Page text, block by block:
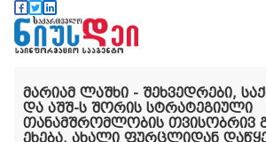
მარიამ ლაშხი - შეხვედრები,
და აშშ-ს შორის სტრატეგიული
თანამშრომლობის თვისობრივ
ეხება, ახალი ფურცლიდან